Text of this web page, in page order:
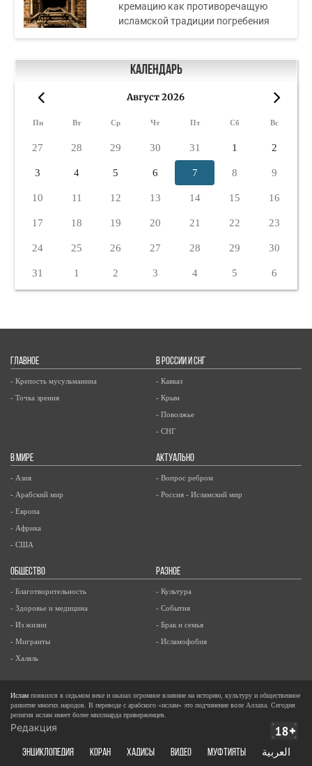
кремацию как противоречащую
исламской традиции погребения
Календарь
Август 2026
Пн Вт Ср Чт Пт Сб Вс
27 28 29 30 31 1 2
3 4 5 6 7 8 9
10 11 12 13 14 15 16
17 18 19 20 21 22 23
24 25 26 27 28 29 30
31 1 2 3 4 5 6
ГЛАВНОЕ
- Крепость мусульманина
- Точка зрения
В РОССИИ И СНГ
- Кавказ
- Крым
- Поволжье
- СНГ
В МИРЕ
- Азия
- Арабский мир
- Европа
- Африка
- США
АКТУАЛЬНО
- Вопрос ребром
- Россия - Исламский мир
ОБЩЕСТВО
- Благотворительность
- Здоровье и медицина
- Из жизни
- Мигранты
- Халяль
РАЗНОЕ
- Культура
- События
- Брак и семья
- Исламофобия
Ислам появился в седьмом веке и оказал огромное влияние на историю, культуру и общественное
развитие многих народов. В переводе с арабского «ислам» это подчинение воле Аллаха. Сегодня
религия ислам имеет более миллиарда приверженцев.
Редакция
ЭНЦИКЛОПЕДИЯ КОРАН ХАДИСЫ ВИДЕО Муфтияты العربية